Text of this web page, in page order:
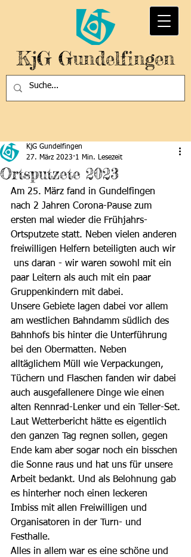
KjG Gundelfingen
Ortsputzete 2023
KjG Gundelfingen
27. März 2023 1 Min. Lesezeit
Am 25. März fand in Gundelfingen
nach 2 Jahren Corona-Pause zum
ersten mal wieder die Frühjahrs-
Ortsputzete statt. Neben vielen anderen
freiwilligen Helfern beteiligten auch wir
uns daran - wir waren sowohl mit ein
paar Leitern als auch mit ein paar
Gruppenkindern mit dabei.
Unsere Gebiete lagen dabei vor allem
am westlichen Bahndamm südlich des
Bahnhofs bis hinter die Unterführung
bei den Obermatten. Neben
alltäglichem Müll wie Verpackungen,
Tüchern und Flaschen fanden wir dabei
auch ausgefallenere Dinge wie einen
alten Rennrad-Lenker und ein Teller-Set.
Laut Wetterbericht hätte es eigentlich
den ganzen Tag regnen sollen, gegen
Ende kam aber sogar noch ein bisschen
die Sonne raus und hat uns für unsere
Arbeit bedankt. Und als Belohnung gab
es hinterher noch einen leckeren
Imbiss mit allen Freiwilligen und
Organisatoren in der Turn- und
Festhalle.
Alles in allem war es eine schöne und